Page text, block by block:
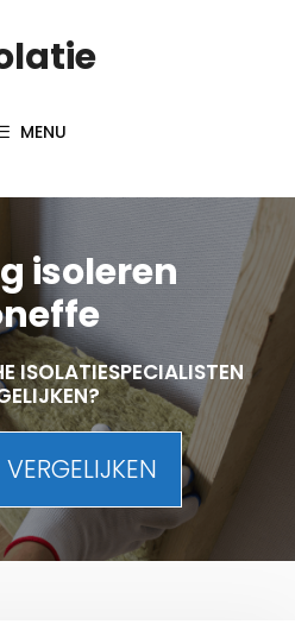
MENU
isoleren
ISOLATIESPECIALISTEN